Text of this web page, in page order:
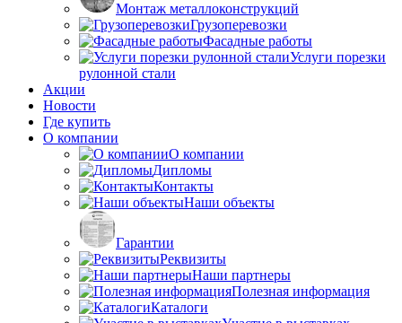
Монтаж металлоконструкций
Грузоперевозки
Фасадные работы
Услуги порезки
рулонной стали
Акции
Новости
Где купить
О компании
О компании
Дипломы
Контакты
Наши объекты
Гарантии
Реквизиты
Наши партнеры
Полезная информация
Каталоги